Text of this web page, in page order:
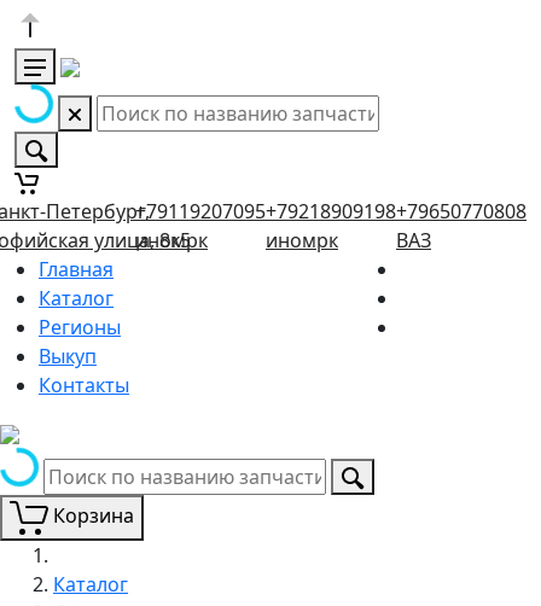
Петербург,
улица, 8к5
+79119207095
иномрк
+79218909198
иномрк
+79650770808
ВАЗ
Главная
Каталог
Регионы
Выкуп
Контакты
Корзина
Каталог